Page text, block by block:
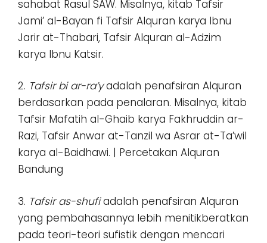
sahabat Rasul SAW. Misalnya, kitab Tafsir
Jami’ al-Bayan fi Tafsir Alquran karya Ibnu
Jarir at-Thabari, Tafsir Alquran al-Adzim
karya Ibnu Katsir.
2. Tafsir bi ar-ra’yadalah penafsiran Alquran
berdasarkan pada penalaran. Misalnya, kitab
Tafsir Mafatih al-Ghaib karya Fakhruddin ar-
Razi, Tafsir Anwar at-Tanzil wa Asrar at-Ta’wil
karya al-Baidhawi. | Percetakan Alquran
Bandung
3. Tafsir as-shufiadalah penafsiran Alquran
yang pembahasannya lebih menitikberatkan
pada teori-teori sufistik dengan mencari